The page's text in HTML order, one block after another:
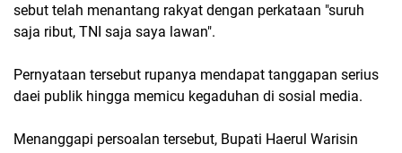
sebut telah menantang rakyat dengan perkataan "suruh
saja ribut, TNI saja saya lawan".
Pernyataan tersebut rupanya mendapat tanggapan serius
daei publik hingga memicu kegaduhan di sosial media.
Menanggapi persoalan tersebut, Bupati Haerul Warisin